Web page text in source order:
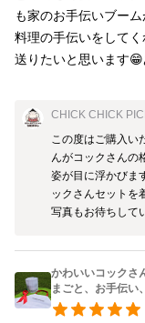
も家のお手伝いブー
料理の手伝いをして
送りたいと思います
CHICK CHICK
この度はご購入い
んがコックさんの
姿が目に浮かびま
ックさんセットを
写真もお待ちして
かわいいコックさ
まごと、お手伝い